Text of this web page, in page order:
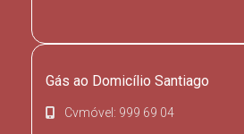
Gás ao Domicílio Santiago
Cvmóvel: 999 69 04